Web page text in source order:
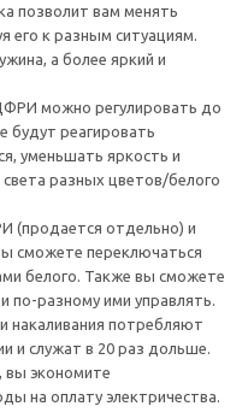
позволит вам менять
его к разным ситуациям.
а более яркий и
можно регулировать до
будут реагировать
уменьшать яркость и
разных цветов/белого
(продается отдельно) и
сможете переключаться
белого. Также вы сможете
по-разному ими управлять.
накаливания потребляют
и служат в 20 раз дольше.
вы экономите
на оплату электричества.